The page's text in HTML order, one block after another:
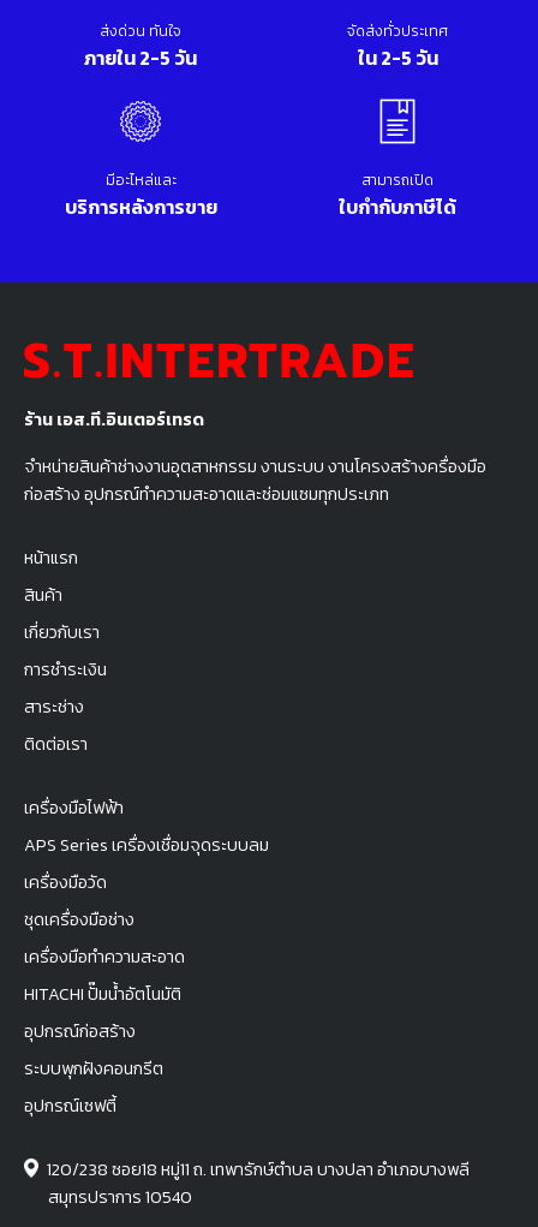
ร้าน เอส.ที.อินเตอร์เทรด
จำหน่ายสินค้าช่างงานอุตสาหกรรม งานระบบ งานโครงสร้างครื่องมือ
ก่อสร้าง อุปกรณ์ทำความสะอาดและซ่อมแซมทุกประเภท
หน้าแรก
สินค้า
เกี่ยวกับเรา
การชำระเงิน
สาระช่าง
ติดต่อเรา
เครื่องมือไฟฟ้า
APS Series เครื่องเชื่อมจุดระบบลม
เครื่องมือวัด
ชุดเครื่องมือช่าง
เครื่องมือทำความสะอาด
HITACHI ปั๊มน้ำอัตโนมัติ
อุปกรณ์ก่อสร้าง
ระบบพุกฝังคอนกรีต
อุปกรณ์เซฟตี้
120/238 ซอย18 หมู่11 ถ. เทพารักษ์ตำบล บางปลา อำเภอบางพลี
สมุทรปราการ 10540
ส่งด่วน ทันใจ
ภายใน 2-5 วัน
จัดส่งทั่วประเทศ
ใน 2-5 วัน
มีอะไหล่และ
บริการหลังการขาย
สามารถเปิด
ใบกำกับภาษีได้